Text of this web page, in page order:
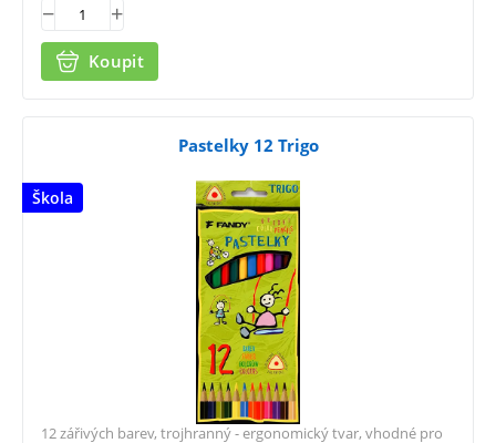
Koupit
Škola
Pastelky 12 Trigo
12 zářivých barev, trojhranný - ergonomický tvar, vhodné pro